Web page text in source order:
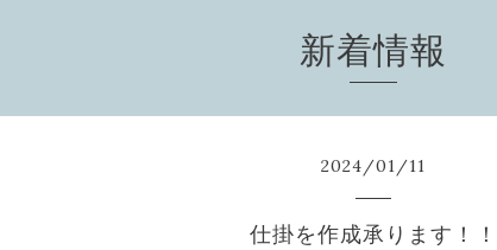
新着情報
2024/01/11
仕掛を作成承ります！！